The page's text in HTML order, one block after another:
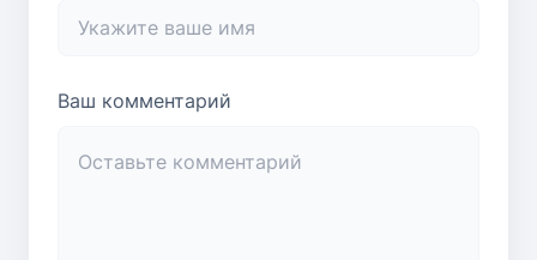
Ваш комментарий